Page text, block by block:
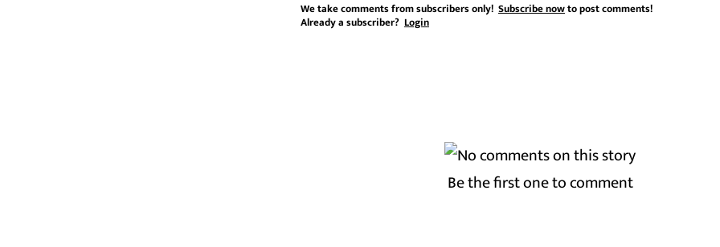
We take comments from subscribers only! Subscribe nowto post comments!
Already a subscriber? Login
Be the first one to comment